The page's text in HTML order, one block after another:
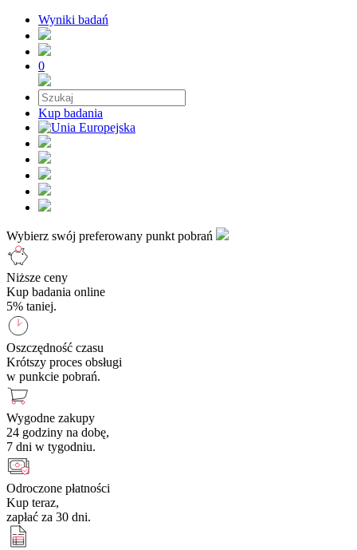
Wyniki badań
0
Kup badania
Wybierz swój preferowany punkt pobrań
Niższe ceny
Kup badania online
5% taniej.
Oszczędność czasu
Krótszy proces obsługi
w punkcie pobrań.
Wygodne zakupy
24 godziny na dobę,
7 dni w tygodniu.
Odroczone płatności
Kup teraz,
zapłać za 30 dni.